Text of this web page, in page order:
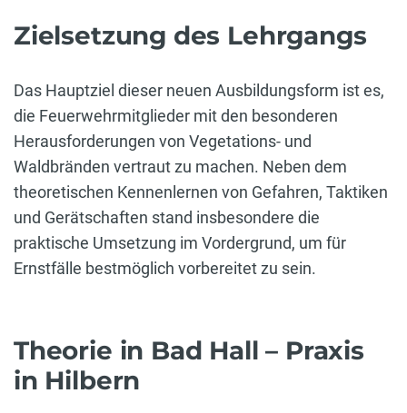
Zielsetzung des Lehrgangs
Das Hauptziel dieser neuen Ausbildungsform ist es,
die Feuerwehrmitglieder mit den besonderen
Herausforderungen von Vegetations- und
Waldbränden vertraut zu machen. Neben dem
theoretischen Kennenlernen von Gefahren, Taktiken
und Gerätschaften stand insbesondere die
praktische Umsetzung im Vordergrund, um für
Ernstfälle bestmöglich vorbereitet zu sein.
Theorie in Bad Hall – Praxis
in Hilbern